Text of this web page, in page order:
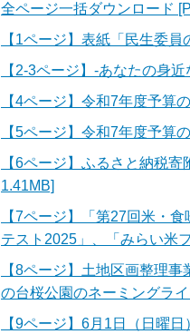
全ページ一括ダウンロード
【1ページ】表紙「民生委
【2-3ページ】‐あなたの身
【4ページ】令和7年度予算
【5ページ】令和7年度予算
【6ページ】ふるさと納税
1.41MB]
【7ページ】「第27回米・
テスト2025」、「みらい米
【8ページ】土地区画整理
の台桜公園のネーミングラ
【9ページ】6月1日（日曜